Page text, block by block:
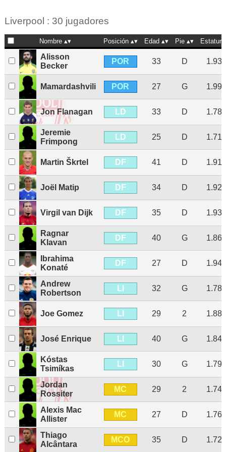
Liverpool : 30 jugadores
Nombre Posición Edad Pie Estatura
Alisson
Becker
POR 33 D
Mamardashvili POR 27 G
Jon Flanagan LD 33 D
Jeremie
Frimpong
LD 25 D
Martin Škrtel DF 41 D
Joël Matip DF 34 D
Virgil van Dijk DF 35 D
Ragnar
Klavan
DF 40 G
Ibrahima
Konaté
DF 27 D
Andrew
Robertson
LI 32 G
Joe Gomez LI 29 2
José Enrique LI 40 G
Kóstas
Tsimíkas
LI 30 G
Jordan
Rossiter
MC 29 2
Alexis Mac
Allister
MC 27 D
Thiago
Alcântara
MCO 35 D